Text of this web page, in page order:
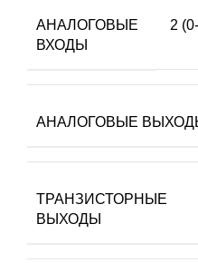
АНАЛОГОВЫЕ
ВХОДЫ
2
АНАЛОГОВЫЕ
ТРАНЗИСТОРНЫЕ
ВЫХОДЫ